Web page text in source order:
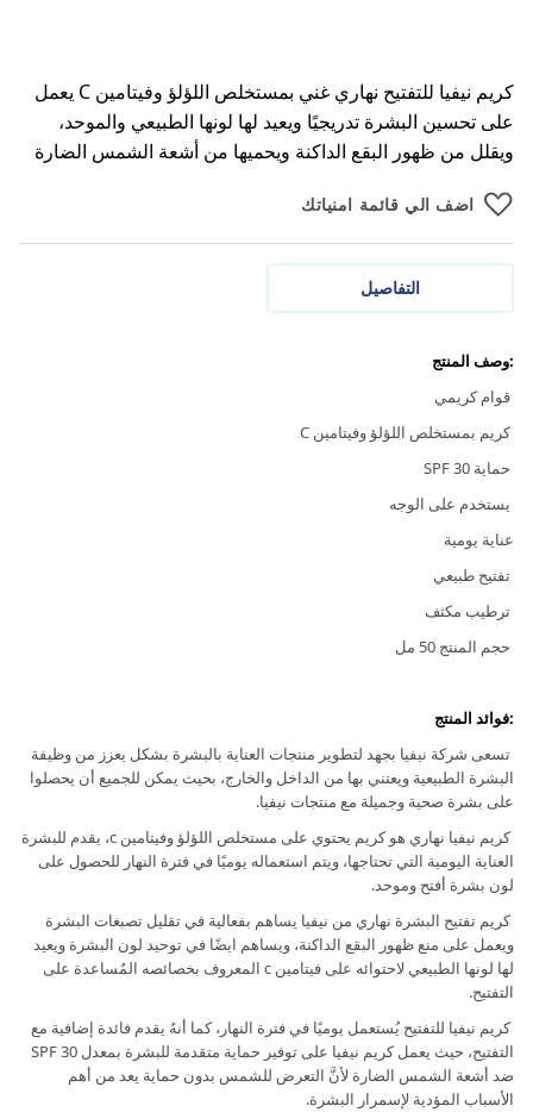
كريم نيفيا للتفتيح نهاري غني بمستخلص اللؤلؤ وفيتامين C يعمل
على تحسين البشرة تدريجيًا ويعيد لها لونها الطبيعي والموحد،
ويقلل من ظهور البقع الداكنة ويحميها من أشعة الشمس الضارة
اضف الي قائمة امنياتك
التفاصيل
:وصف المنتج
قوام كريمي
كريم بمستخلص اللؤلؤ وفيتامين C
حماية SPF 30
يستخدم على الوجه
عناية يومية
تفتيح طبيعي
ترطيب مكثف
حجم المنتج 50 مل
:فوائد المنتج
تسعى شركة نيفيا بجهد لتطوير منتجات العناية بالبشرة بشكل يعزز من وظيفة
البشرة الطبيعية ويعتني بها من الداخل والخارج، بحيث يمكن للجميع أن يحصلوا
على بشرة صحية وجميلة مع منتجات نيفيا.
كريم نيفيا نهاري هو كريم يحتوي على مستخلص اللؤلؤ وفيتامين c، يقدم للبشرة
العناية اليومية التي تحتاجها، ويتم استعماله يوميًا في فترة النهار للحصول على
لون بشرة أفتح وموحد.
كريم تفتيح البشرة نهاري من نيفيا يساهم بفعالية في تقليل تصبغات البشرة
ويعمل على منع ظهور البقع الداكنة، ويساهم ايضًا في توحيد لون البشرة ويعيد
لها لونها الطبيعي لاحتوائه على فيتامين c المعروف بخصائصه المُساعدة على
التفتيح.
كريم نيفيا للتفتيح يُستعمل يوميًا في فترة النهار، كما أنهُ يقدم فائدة إضافية مع
التفتيح، حيث يعمل كريم نيفيا على توفير حماية متقدمة للبشرة بمعدل 30 SPF
ضد أشعة الشمس الضارة لأنَّ التعرض للشمس بدون حماية يعد من أهم
الأسباب المؤدية لإسمرار البشرة.